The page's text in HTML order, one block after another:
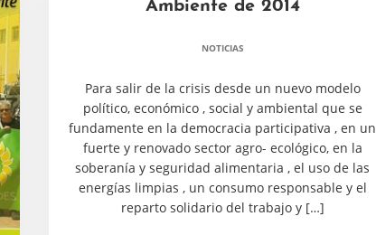
Ambiente de 2014
NOTICIAS
Para salir de la crisis desde un nuevo modelo
político, económico , social y ambiental que se
fundamente en la democracia participativa , en un
fuerte y renovado sector agro- ecológico, en la
soberanía y seguridad alimentaria , el uso de las
energías limpias , un consumo responsable y el
reparto solidario del trabajo y […]